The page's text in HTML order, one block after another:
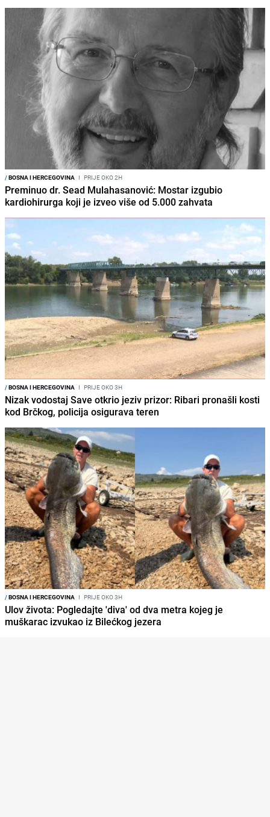
/BOSNA I HERCEGOVINA I PRIJE OKO 2H
Preminuo dr. Sead Mulahasanović: Mostar izgubio
kardiohirurga koji je izveo više od 5.000 zahvata
/BOSNA I HERCEGOVINA I PRIJE OKO 3H
Nizak vodostaj Save otkrio jeziv prizor: Ribari pronašli kosti
kod Brčkog, policija osigurava teren
/BOSNA I HERCEGOVINA I PRIJE OKO 3H
Ulov života: Pogledajte 'diva' od dva metra kojeg je
muškarac izvukao iz Bilećkog jezera